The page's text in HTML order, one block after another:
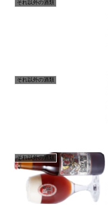
それ以外の酒類
それ以外の酒類
それ以外の酒類